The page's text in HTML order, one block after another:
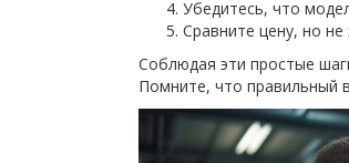
Убедитесь, что
Сравните цену, но
Соблюдая эти простые
Помните, что правильный